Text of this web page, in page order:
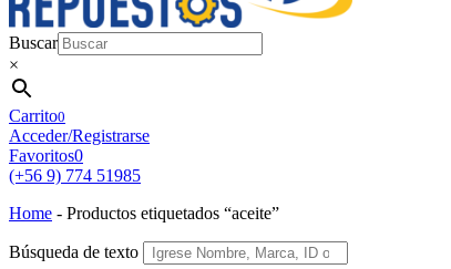
Buscar
×
Carrito0
Acceder/Registrarse
Favoritos0
(+56 9) 774 51985
Home - Productos etiquetados “aceite”
Búsqueda de texto